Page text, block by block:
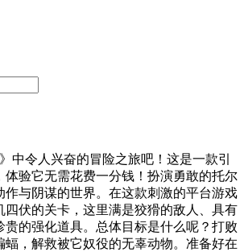
中令人兴奋的冒险之旅吧！这是一款引
体验它无需花费一分钱！扮演勇敢的托尔
作与阴谋的世界。在这款刺激的平台游戏
四伏的关卡，这里满是狡猾的敌人、具有
贵的强化道具。总体目标是什么呢？打败
蝠，解救被它奴役的无辜动物。准备好在